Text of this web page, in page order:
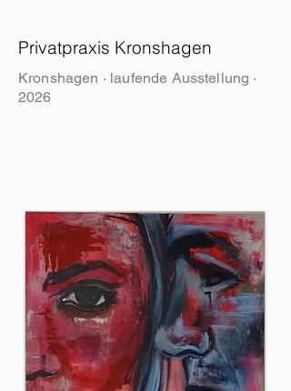
Privatpraxis Kronshagen
Kronshagen · laufende Ausstellung ·
2026